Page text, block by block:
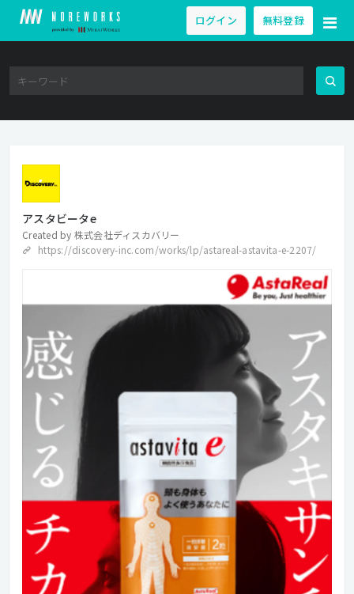
ログイン 無料登録
アスタビータe
Created by 株式会社ディスカバリー
https://discovery-inc.com/works/lp/astareal-astavita-e-2207/